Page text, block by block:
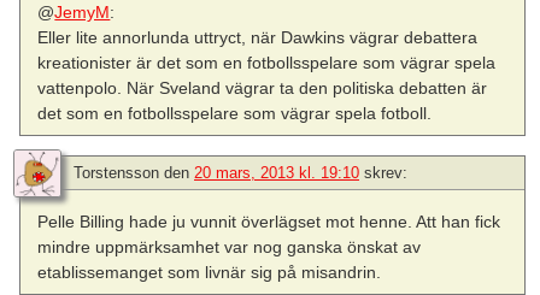
@JemyM:
Eller lite annorlunda uttryct, när Dawkins vägrar debattera
kreationister är det som en fotbollsspelare som vägrar spela
vattenpolo. När Sveland vägrar ta den politiska debatten är
det som en fotbollsspelare som vägrar spela fotboll.
Torstensson den 20 mars, 2013 kl. 19:10 skrev:
Pelle Billing hade ju vunnit överlägset mot henne. Att han fick
mindre uppmärksamhet var nog ganska önskat av
etablissemanget som livnär sig på misandrin.